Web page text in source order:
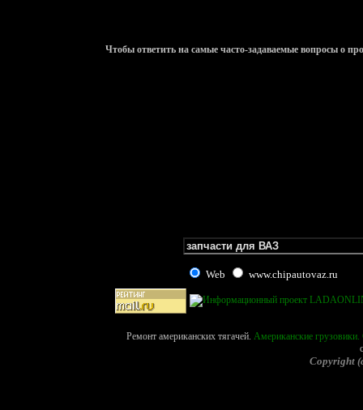
Чтобы ответить на самые часто-задаваемые вопросы о
Web www.chipautovaz.ru
Ремонт американских тягачей. Американские грузовики.
Copyright